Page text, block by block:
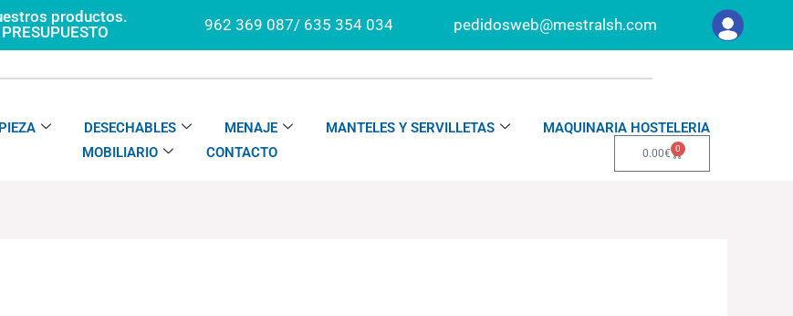
productos.
962 369 087/ 635 354 034 pedidosweb@mestralsh.com
DESECHABLES MENAJE MANTELES Y SERVILLETAS
MAQUINARIA HOSTELERIA
MOBILIARIO
CONTACTO 0.00€ 0
Carrito